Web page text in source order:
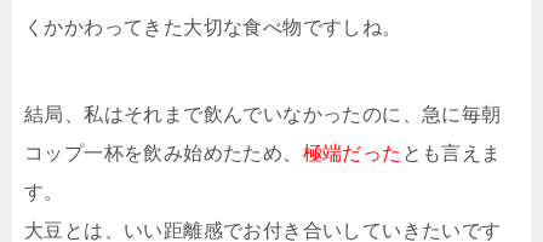
くかかわってきた大切な食べ物ですしね。
結局、私はそれまで飲んでいなかったのに、急に毎朝
コップ一杯を飲み始めたため、 極端だった とも言えま
す。
大豆とは、いい距離感でお付き合いしていきたいです